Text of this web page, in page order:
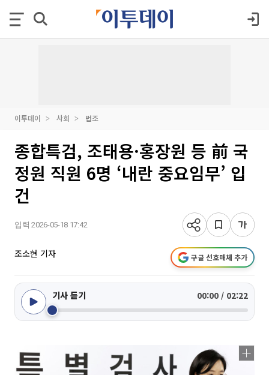
이투데이 사회 법조
종합특검, 조태용·홍장원 등 前 국
정원 직원 6명 ‘내란 중요임무’ 입
건
입력 2026-05-18 17:42
조소현 기자 구글 선호매체 추가
기사 듣기 00:00 / 02:22